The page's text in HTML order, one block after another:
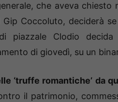
che aveva
Gip Coccoluto, deciderà
piazzale Clodio
di giovedì, su un
‘truffe romantiche’ da
il patrimonio,